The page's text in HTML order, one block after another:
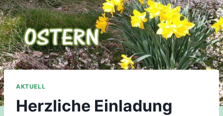
AKTUELL
Herzliche Einladung